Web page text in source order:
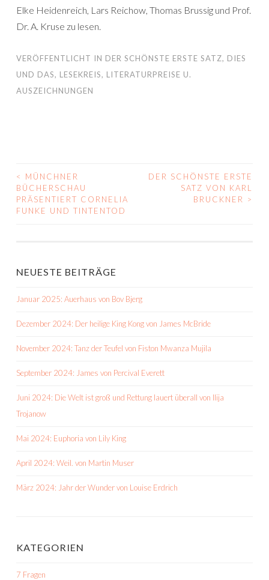
Elke Heidenreich, Lars Reichow, Thomas Brussig und Prof.
Dr. A. Kruse zu lesen.
VERÖFFENTLICHT IN DER SCHÖNSTE ERSTE SATZ, DIES
UND DAS, LESEKREIS, LITERATURPREISE U.
AUSZEICHNUNGEN
BEITRAGS-
NAVIGATION
<
MÜNCHNER
BÜCHERSCHAU
PRÄSENTIERT CORNELIA
FUNKE UND TINTENTOD
DER SCHÖNSTE ERSTE
SATZ VON KARL
BRUCKNER
>
NEUESTE BEITRÄGE
Januar 2025: Auerhaus von Bov Bjerg
Dezember 2024: Der heilige King Kong von James McBride
November 2024: Tanz der Teufel von Fiston Mwanza Mujila
September 2024: James von Percival Everett
Juni 2024: Die Welt ist groß und Rettung lauert überall von Ilija
Trojanow
Mai 2024: Euphoria von Lily King
April 2024: Weil. von Martin Muser
März 2024: Jahr der Wunder von Louise Erdrich
KATEGORIEN
7 Fragen